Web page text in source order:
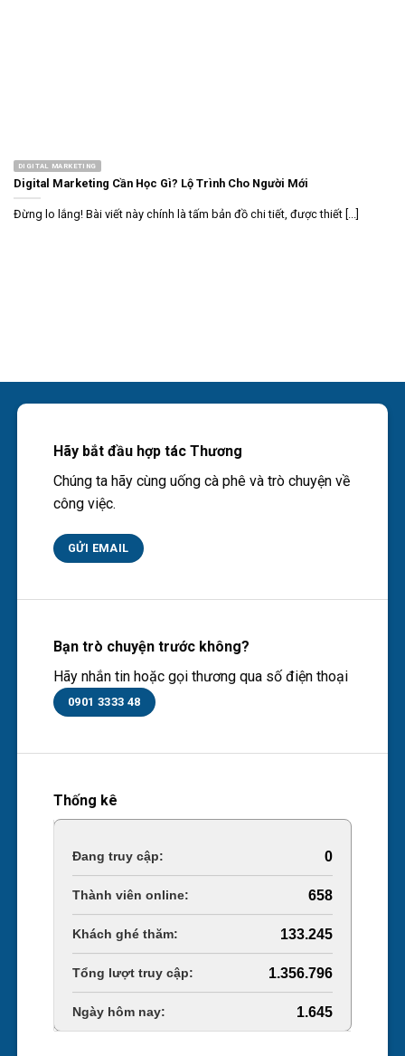
DIGITAL MARKETING
Digital Marketing Cần Học Gì? Lộ Trình Cho Người Mới
Đừng lo lắng! Bài viết này chính là tấm bản đồ chi tiết, được thiết [...]
Hãy bắt đầu hợp tác Thương
Chúng ta hãy cùng uống cà phê và trò chuyện về
công việc.
GỬI EMAIL
Bạn trò chuyện trước không?
Hãy nhắn tin hoặc gọi thương qua số điện thoại
0901 3333 48
Thống kê
Online Visitors: 0
Today's Views: 658
Last 30 Days Views: 133.245
Total Views: 1.356.796
Total Users: 1.645